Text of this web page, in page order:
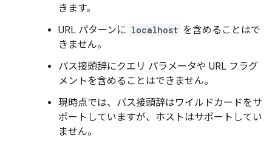
きます。
URL パターンに localhost を含めることはで
きません。
パス接頭辞にクエリ パラメータや URL フラグ
メントを含めることはできません。
現時点では、パス接頭辞はワイルドカードをサ
ポートしていますが、ホストはサポートしてい
ません。